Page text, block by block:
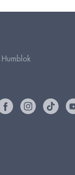
Humblok